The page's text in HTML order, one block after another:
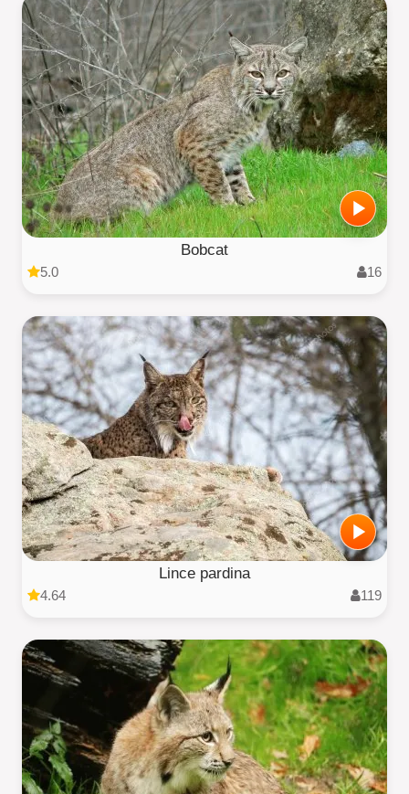
Bobcat
5.0 16
Lince pardina
4.64 119